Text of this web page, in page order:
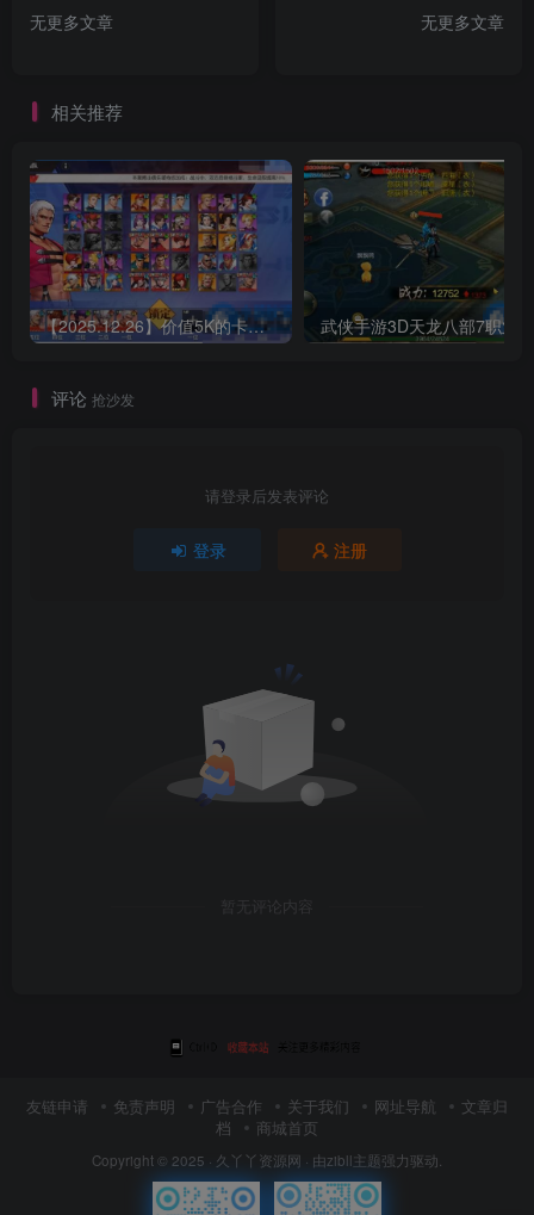
无更多文章
无更多文章
相关推荐
【2025.12.26】价值5K的卡牌手游【SNK拳皇全明星激斗版】双端+源码+GM后台+搭建教程
评论 抢沙发
请登录后发表评论
登录 注册
暂无评论内容
友链申请 免责声明 广告合作 关于我们 网址导航
文章归
档
商城首页
Copyright © 2025 · 久丫丫资源网 · 由zibll主题强力驱动.